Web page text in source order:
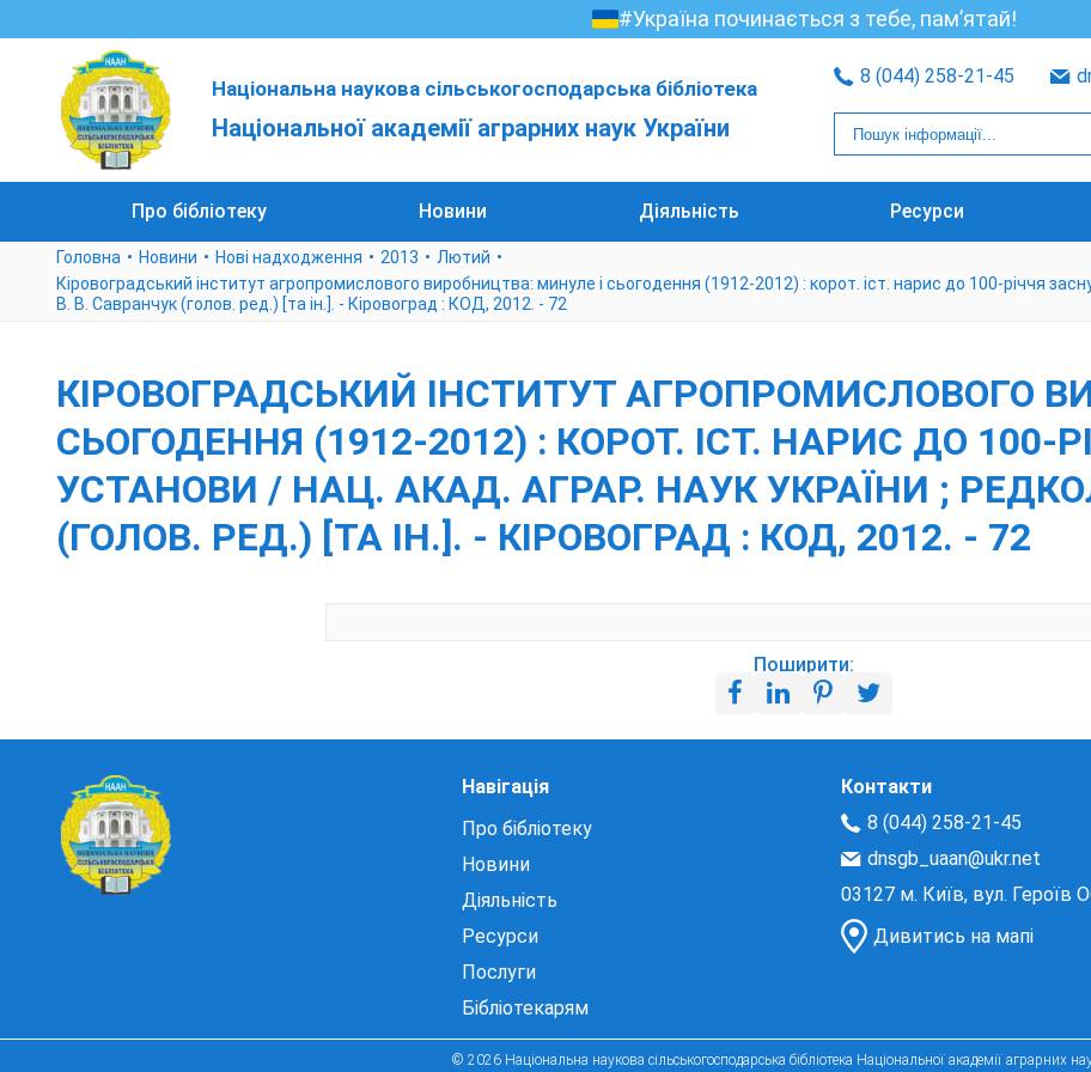
#Україна починається з тебе, пам’ятай!
Національна наукова сільськогосподарська бібліотека
Національної академії аграрних наук України
8 (044) 258-21-45
Про бібліотеку Новини Діяльність Ресурси
Головна Новини Нові надходження 2013
Лютий
Кіровоградський інститут агропромислового виробництва: минуле і сьогодення (1912-2012) : корот. іст. нарис до 100-річчя
В. В. Савранчук (голов. ред.) [та ін.]. - Кіровоград : КОД, 2012. - 72
КІРОВОГРАДСЬКИЙ ІНСТИТУТ АГРОПРОМИСЛОВОГО
СЬОГОДЕННЯ (1912-2012) : КОРОТ. ІСТ. НАРИС ДО 100-
УСТАНОВИ / НАЦ. АКАД. АГРАР. НАУК УКРАЇНИ ;
(ГОЛОВ. РЕД.) [ТА ІН.]. - КІРОВОГРАД : КОД, 2012. - 72
Поширити:
Навігація
Про бібліотеку
Новини
Діяльність
Ресурси
Послуги
Бібліотекарям
Контакти
8 (044) 258-21-45
dnsgb_uaan@ukr.net
03127 м. Київ, вул. Героїв
Дивитись на мапі
© 2026 Національна наукова сільськогосподарська бібліотека Національної академії аграрних